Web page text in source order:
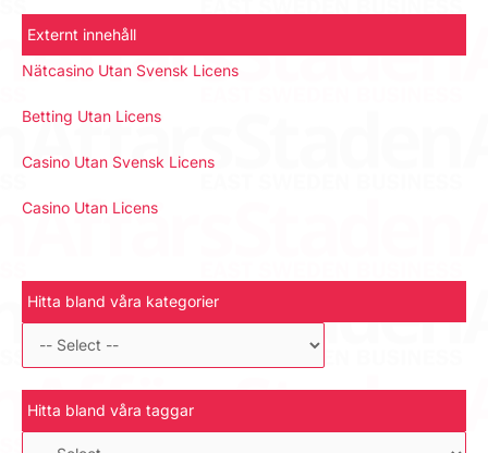
Externt innehåll
Nätcasino Utan Svensk Licens
Betting Utan Licens
Casino Utan Svensk Licens
Casino Utan Licens
Hitta bland våra kategorier
Hitta bland våra taggar